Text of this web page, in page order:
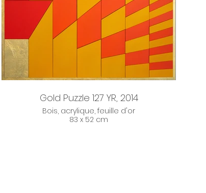
Gold Puzzle 127 YR, 2014
Bois, acrylique, feuille d'or
83 x 52 cm